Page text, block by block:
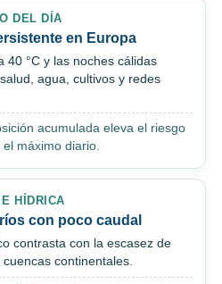
DEL DÍA
en Europa
40 °C y las noches cálidas
agua, cultivos y redes
acumulada eleva el riesgo
máximo diario.
HÍDRICA
con poco caudal
contrasta con la escasez de
continentales.